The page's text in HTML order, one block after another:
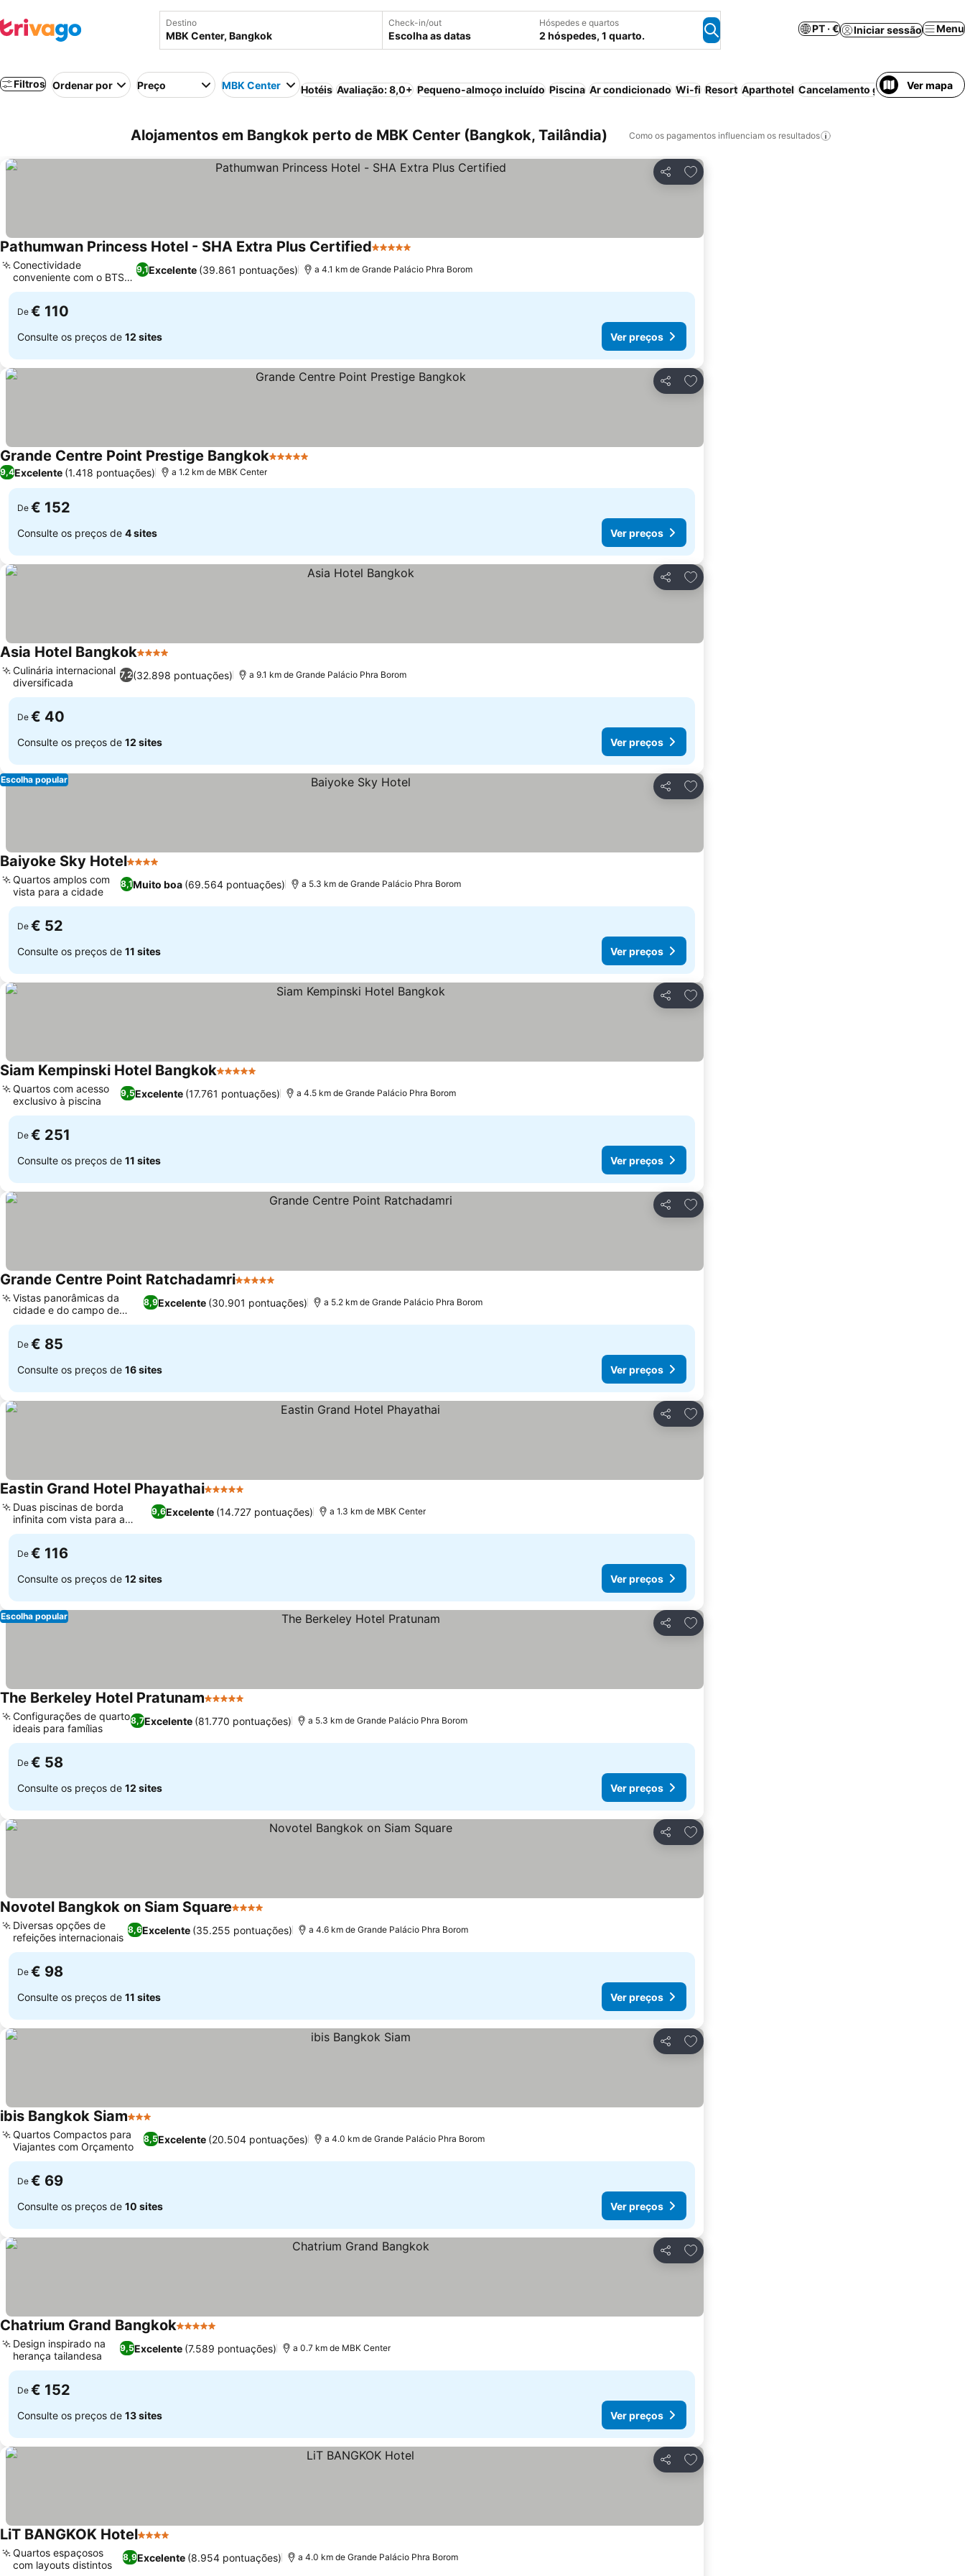
Destino Check-in/out
Escolha as datas
Hóspedes e quartos
2 hóspedes, 1 quarto.
PT · € Iniciar sessão Menu
Filtros Ordenar por Preço MBK Center Hotéis Avaliação: 8,0+ Pequeno-almoço incluído Piscina Ar condicionado Wi-fi Resort Aparthotel Cancelamento gratuito Luxuoso
Ver mapa
Alojamentos em Bangkok perto de MBK Center (Bangkok, Tailândia) Como os pagamentos influenciam os resultados
Partilhar
Adicionar aos favoritos
Pathumwan Princess Hotel - SHA Extra Plus Certified5 Estrelas
9,1Excelente (39.861 pontuações)
Conectividade
conveniente com o BTS
Skytrain
a 4.1 km de Grande Palácio Phra Borom
De € 110
Consulte os preços de 12 sites Ver preços
Partilhar
Adicionar aos favoritos
Grande Centre Point Prestige Bangkok5 Estrelas
9,4Excelente (1.418 pontuações) a 1.2 km de MBK Center
De € 152
Consulte os preços de 4 sites Ver preços
Partilhar
Adicionar aos favoritos
Asia Hotel Bangkok4 Estrelas
7,2(32.898 pontuações)
Culinária internacional
diversificada
a 9.1 km de Grande Palácio Phra Borom
De € 40
Consulte os preços de 12 sites Ver preços
Partilhar
Adicionar aos favoritos
Escolha popular
Baiyoke Sky Hotel4 Estrelas
8,1Muito boa (69.564 pontuações)
Quartos amplos com
vista para a cidade
a 5.3 km de Grande Palácio Phra Borom
De € 52
Consulte os preços de 11 sites Ver preços
Partilhar
Adicionar aos favoritos
Siam Kempinski Hotel Bangkok5 Estrelas
9,5Excelente (17.761 pontuações)
Quartos com acesso
exclusivo à piscina
a 4.5 km de Grande Palácio Phra Borom
De € 251
Consulte os preços de 11 sites Ver preços
Partilhar
Adicionar aos favoritos
Grande Centre Point Ratchadamri5 Estrelas
8,9Excelente (30.901 pontuações)
Vistas panorâmicas da
cidade e do campo de
golfe
a 5.2 km de Grande Palácio Phra Borom
De € 85
Consulte os preços de 16 sites Ver preços
Partilhar
Adicionar aos favoritos
Eastin Grand Hotel Phayathai5 Estrelas
9,6Excelente (14.727 pontuações)
Duas piscinas de borda
infinita com vista para a
cidade
a 1.3 km de MBK Center
De € 116
Consulte os preços de 12 sites Ver preços
Partilhar
Adicionar aos favoritos
Escolha popular
The Berkeley Hotel Pratunam5 Estrelas
8,7Excelente (81.770 pontuações)
Configurações de quarto
ideais para famílias
a 5.3 km de Grande Palácio Phra Borom
De € 58
Consulte os preços de 12 sites Ver preços
Partilhar
Adicionar aos favoritos
Novotel Bangkok on Siam Square4 Estrelas
8,6Excelente (35.255 pontuações)
Diversas opções de
refeições internacionais
a 4.6 km de Grande Palácio Phra Borom
De € 98
Consulte os preços de 11 sites Ver preços
Partilhar
Adicionar aos favoritos
ibis Bangkok Siam3 Estrelas
8,5Excelente (20.504 pontuações)
Quartos Compactos para
Viajantes com Orçamento
a 4.0 km de Grande Palácio Phra Borom
De € 69
Consulte os preços de 10 sites Ver preços
Partilhar
Adicionar aos favoritos
Chatrium Grand Bangkok5 Estrelas
9,5Excelente (7.589 pontuações)
Design inspirado na
herança tailandesa
a 0.7 km de MBK Center
De € 152
Consulte os preços de 13 sites Ver preços
Partilhar
Adicionar aos favoritos
LiT BANGKOK Hotel4 Estrelas
8,9Excelente (8.954 pontuações)
Quartos espaçosos
com layouts distintos
a 4.0 km de Grande Palácio Phra Borom